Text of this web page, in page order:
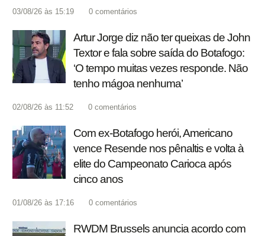
03/08/26 às 15:19 0 comentários
Artur Jorge diz não ter queixas de John
Textor e fala sobre saída do Botafogo:
‘O tempo muitas vezes responde. Não
tenho mágoa nenhuma’
02/08/26 às 11:52 0 comentários
Com ex-Botafogo herói, Americano
vence Resende nos pênaltis e volta à
elite do Campeonato Carioca após
cinco anos
01/08/26 às 17:16 0 comentários
RWDM Brussels anuncia acordo com